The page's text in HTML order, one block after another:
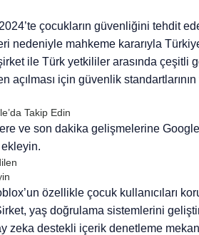
çocukların güvenliğini tehdit
nedeniyle mahkeme kararıyla
ile Türk yetkililer arasında çeşitli
açılması için güvenlik
Takip Edin
ve son dakika gelişmelerine
özellikle çocuk kullanıcıları
yaş doğrulama sistemlerini
zeka destekli içerik denetleme